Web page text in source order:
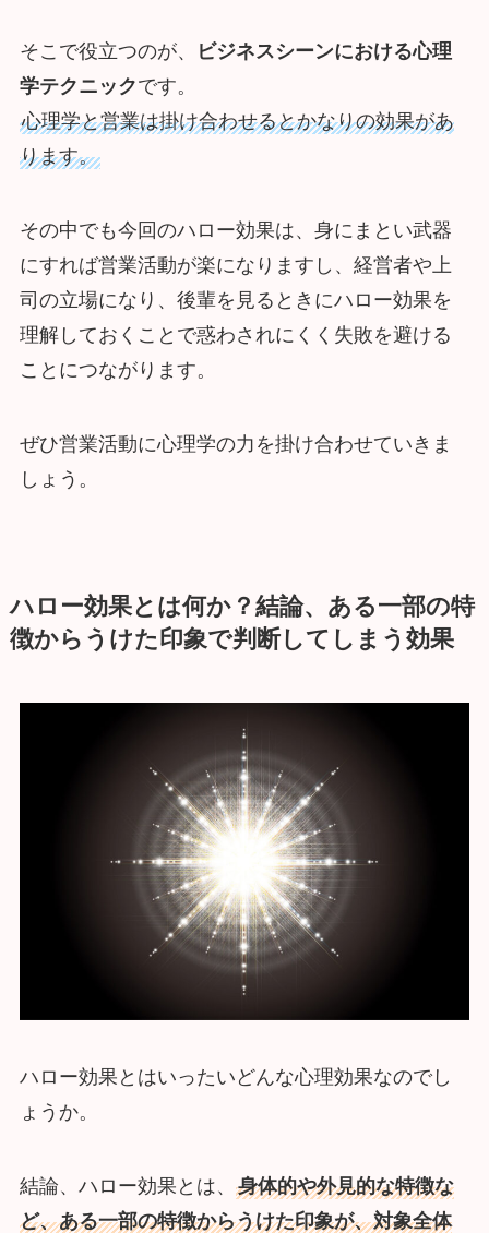
そこで役立つのが、
ビジネスシーンにおける心理
学テクニックです。
心理学と営業は掛け合わせるとかなりの効果があ
ります。
その中でも今回のハロー効果は、身にまとい武器
にすれば営業活動が楽になりますし、経営者や上
司の立場になり、後輩を見るときにハロー効果を
理解しておくことで惑わされにくく失敗を避ける
ことにつながります。
ぜひ営業活動に心理学の力を掛け合わせていきま
しょう。
ハロー効果とは何か？結論、ある一部の特
徴からうけた印象で判断してしまう効果
ハロー効果とはいったいどんな心理効果なのでし
ょうか。
結論、ハロー効果とは、 身体的や外見的な特徴な
ど、ある一部の特徴からうけた印象が、対象全体